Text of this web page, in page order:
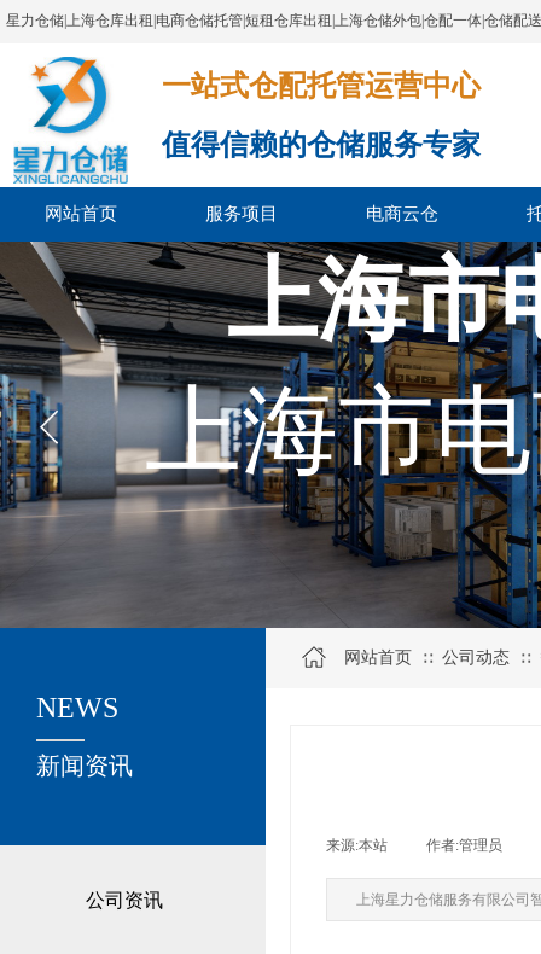
星力仓储|上海仓库出租|电商仓储托管|短租仓库出租|上海仓储外包|仓配一体|仓储配
一站式仓配托管运营中心​​​​​​​​​​​​​​​​​
值得信赖的仓储服务专家
网站首页 服务项目 电商云仓
上海市
上海市
公司资讯
关于我们
新闻资讯
NEWS
网站首页 ∷ 公司动态 ∷
来源:本站 作者:管理员
上海星力仓储服务有限公